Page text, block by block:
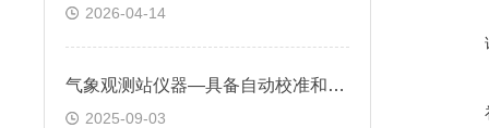
2026-04-14
气象观测站仪器—具备自动校准和故障诊断功能，大大降低了维护成本
2025-09-03